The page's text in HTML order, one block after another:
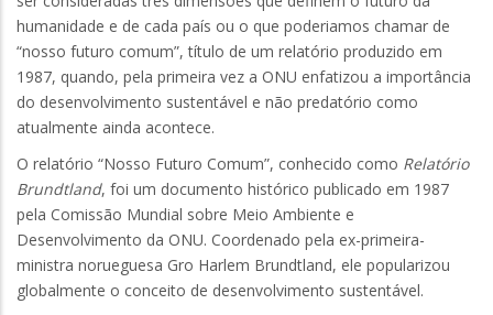
humanidade e de cada país ou o que poderiamos chamar de
“nosso futuro comum”, título de um relatório produzido em
1987, quando, pela primeira vez a ONU enfatizou a importância
do desenvolvimento sustentável e não predatório como
atualmente ainda acontece.
O relatório “Nosso Futuro Comum”, conhecido como Relatório
Brundtland, foi um documento histórico publicado em 1987
pela Comissão Mundial sobre Meio Ambiente e
Desenvolvimento da ONU. Coordenado pela ex-primeira-
ministra norueguesa Gro Harlem Brundtland, ele popularizou
globalmente o conceito de desenvolvimento sustentável.